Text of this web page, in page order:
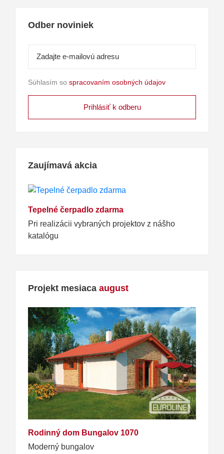
Odber noviniek
Súhlasím so spracovaním osobných údajov
Zaujímavá akcia
Tepelné čerpadlo zdarma
Pri realizácii vybraných projektov z nášho
katalógu
Projekt mesiaca august
Rodinný dom Bungalov 1070
Moderný bungalov